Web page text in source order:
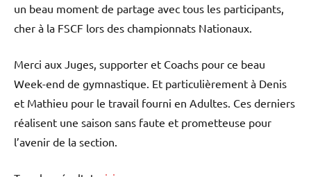
un beau moment de partage avec tous les participants,
cher à la FSCF lors des championnats Nationaux.
Merci aux Juges, supporter et Coachs pour ce beau
Week-end de gymnastique. Et particulièrement à Denis
et Mathieu pour le travail fourni en Adultes. Ces derniers
réalisent une saison sans faute et prometteuse pour
l’avenir de la section.